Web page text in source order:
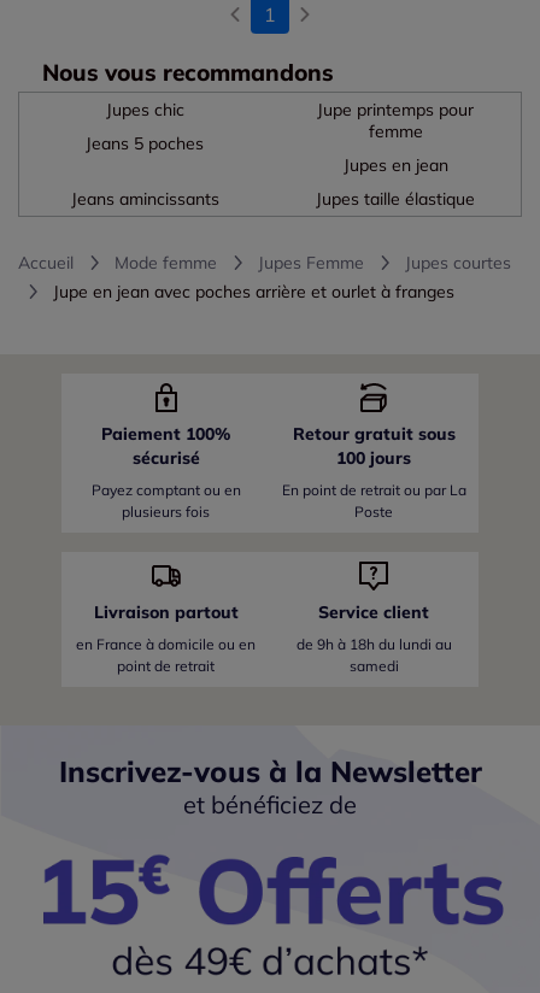
1
Nous vous recommandons
Jupes chic
Jeans 5 poches
Jupe printemps pour
femme
Jupes en jean
Jeans amincissants
Jupes taille élastique
Accueil Mode femme Jupes Femme
Jupes courtes
Jupe en jean avec poches arrière et ourlet à franges
Paiement 100%
sécurisé
Payez comptant ou en
plusieurs fois
Retour gratuit sous
100 jours
En point de retrait ou par La
Poste
Livraison partout
en France à domicile ou en
point de retrait
Service client
de 9h à 18h du lundi au
samedi
Inscrivez-vous à la Newsletter
et bénéficiez de